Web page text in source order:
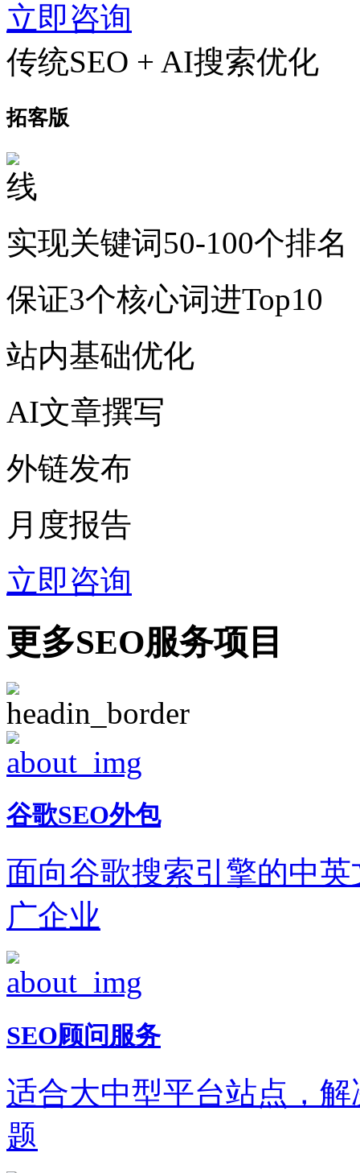
立即咨询
传统SEO + AI搜索优化
拓客版
实现关键词50-100个排名
保证3个核心词进Top10
站内基础优化
AI文章撰写
外链发布
月度报告
立即咨询
更多SEO服务项目
谷歌SEO外包
面向谷歌搜索引擎的中
广企业
SEO顾问服务
适合大中型平台站点，
题